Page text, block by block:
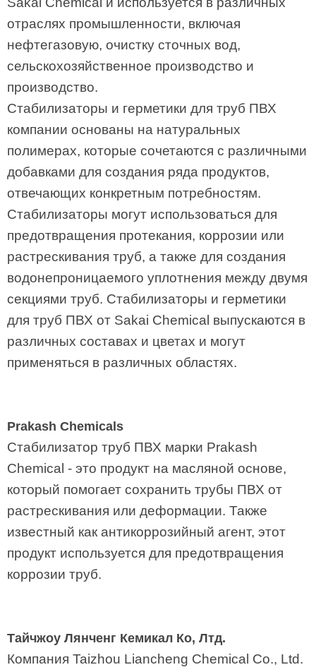
отраслях промышленности, включая
нефтегазовую, очистку сточных вод,
сельскохозяйственное производство и
производство.
Стабилизаторы и герметики для труб ПВХ
компании основаны на натуральных
полимерах, которые сочетаются с различными
добавками для создания ряда продуктов,
отвечающих конкретным потребностям.
Стабилизаторы могут использоваться для
предотвращения протекания, коррозии или
растрескивания труб, а также для создания
водонепроницаемого уплотнения между двумя
секциями труб. Стабилизаторы и герметики
для труб ПВХ от Sakai Chemical выпускаются в
различных составах и цветах и могут
применяться в различных областях.
Prakash Chemicals
Стабилизатор труб ПВХ марки Prakash
Chemical - это продукт на масляной основе,
который помогает сохранить трубы ПВХ от
растрескивания или деформации. Также
известный как антикоррозийный агент, этот
продукт используется для предотвращения
коррозии труб.
Тайчжоу Лянченг Кемикал Ко, Лтд.
Компания Taizhou Liancheng Chemical Co., Ltd.